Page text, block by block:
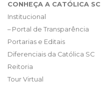
CONHEÇA A CATÓLICA SC
Institucional
– Portal de Transparência
Portarias e Editais
Diferenciais da Católica SC
Reitoria
Tour Virtual